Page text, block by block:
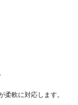
軟に対応します。